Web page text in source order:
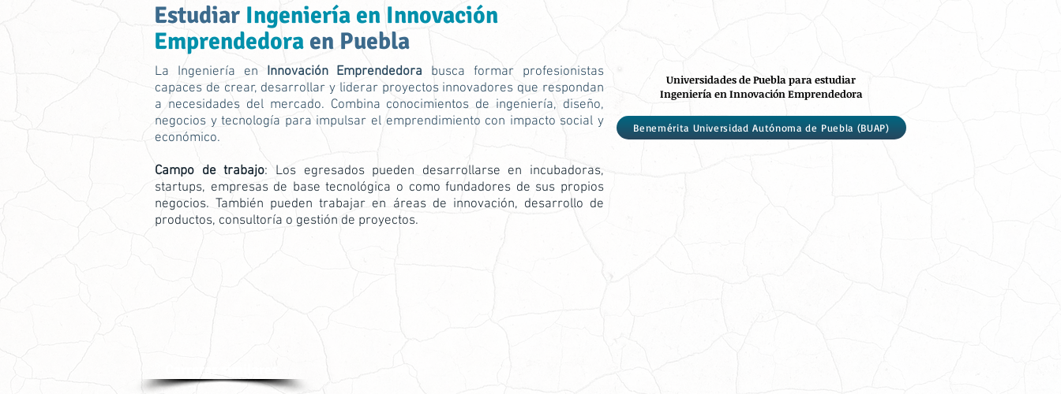
Estudiar Ingeniería en Innovación
Emprendedora en Puebla
La Ingeniería en Innovación Emprendedora busca formar profesionistas
capaces de crear, desarrollar y liderar proyectos innovadores que respondan
a necesidades del mercado. Combina conocimientos de ingeniería, diseño,
negocios y tecnología para impulsar el emprendimiento con impacto social y
económico.
Campo de trabajo: Los egresados pueden desarrollarse en incubadoras,
startups, empresas de base tecnológica o como fundadores de sus propios
negocios. También pueden trabajar en áreas de innovación, desarrollo de
productos, consultoría o gestión de proyectos.
Universidades de Puebla para estudiar
Ingeniería en Innovación Emprendedora
Benemérita Universidad Autónoma de Puebla (BUAP)